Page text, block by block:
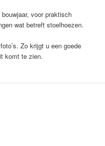
voor praktisch
wat betreft stoelhoezen.
Zo krijgt u een goede
komt te zien.